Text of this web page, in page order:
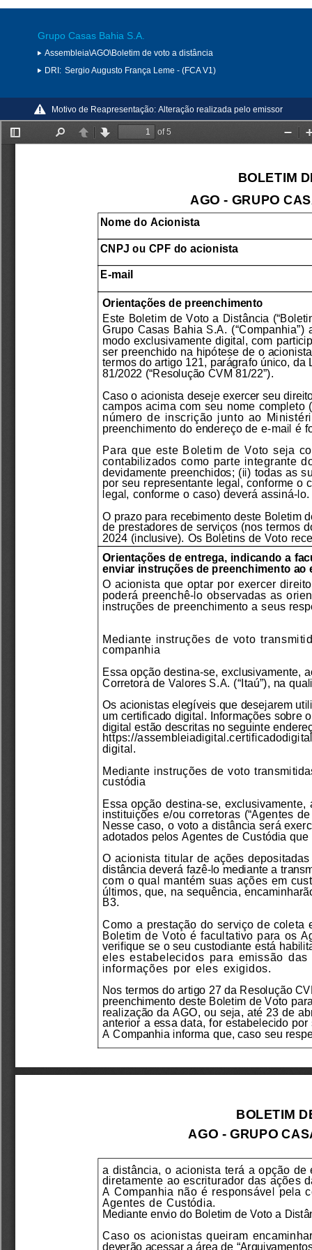
Grupo Casas Bahia S.A.
Assembleia\AGO\Boletim de voto a distância
DRI: Sergio Augusto França Leme - (FCA V1)
Motivo de Reapresentação: Alteração realizada pelo emissor